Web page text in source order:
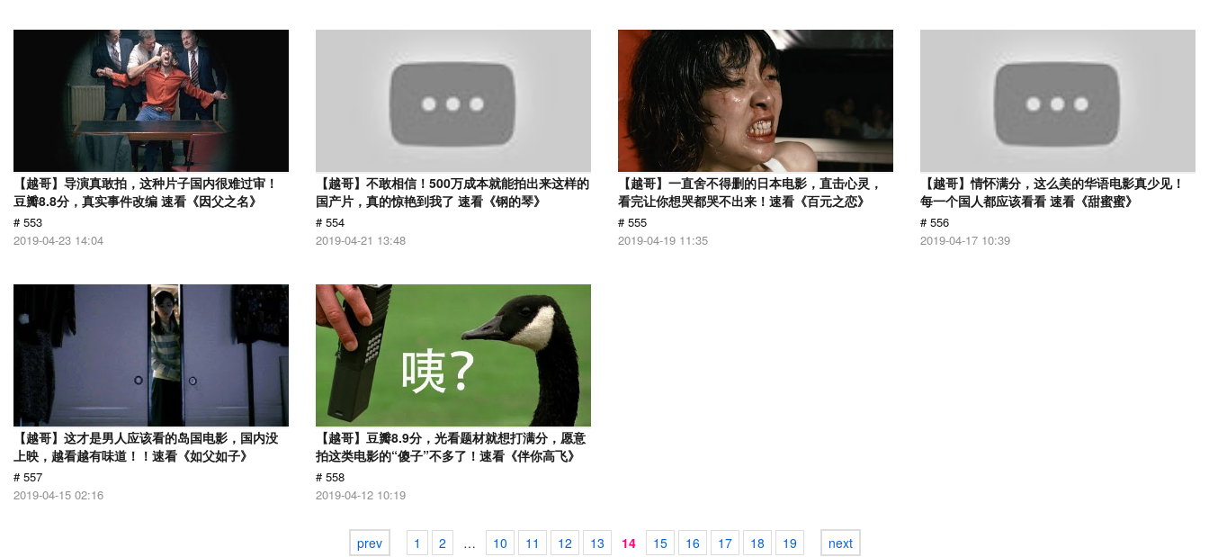
【越哥】导演真敢拍，这种片子国内很难过审！
豆瓣8.8分，真实事件改编 速看《因父之名》
# 553
2019-04-23 14:04
【越哥】不敢相信！500万成本就能拍出来这样的
国产片，真的惊艳到我了 速看《钢的琴》
# 554
2019-04-21 13:48
【越哥】一直舍不得删的日本电影，直击心灵，
看完让你想哭都哭不出来！速看《百元之恋》
# 555
2019-04-19 11:35
【越哥】情怀满分，这么美的华语电影真少见！
每一个国人都应该看看 速看《甜蜜蜜》
# 556
2019-04-17 10:39
【越哥】这才是男人应该看的岛国电影，国内没
上映，越看越有味道！！速看《如父如子》
# 557
2019-04-15 02:16
【越哥】豆瓣8.9分，光看题材就想打满分，愿意
拍这类电影的“傻子”不多了！速看《伴你高飞》
# 558
2019-04-12 10:19
prev 1 2 … 10 11 12 13 14 15 16 17 18 19 next